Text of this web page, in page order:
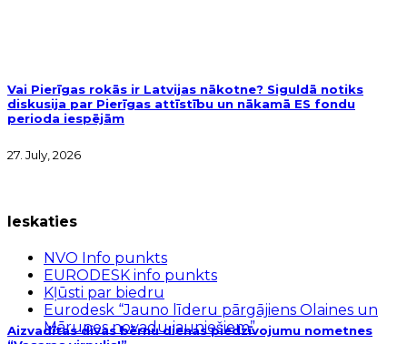
Vai Pierīgas rokās ir Latvijas nākotne? Siguldā notiks
diskusija par Pierīgas attīstību un nākamā ES fondu
perioda iespējām
27. July, 2026
Aizvadītas divas bērnu dienas piedzīvojumu nometnes
Ieskaties
NVO Info punkts
EURODESK info punkts
Kļūsti par biedru
Eurodesk “Jauno līderu pārgājiens Olaines un
Mārupes novadu jauniešiem”